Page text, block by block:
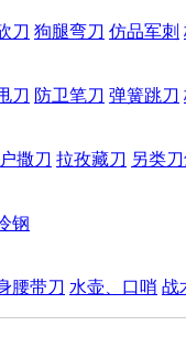
刀 狗腿弯刀 仿品军刺
刀 防卫笔刀 弹簧跳刀
户撒刀 拉孜藏刀 另类刀
钢
腰带刀 水壶、口哨 战